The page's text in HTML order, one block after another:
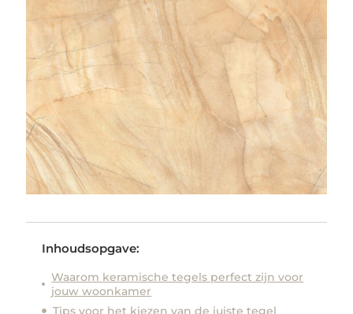
Inhoudsopgave:
Waarom keramische tegels perfect zijn voor
jouw woonkamer
Tips voor het kiezen van de juiste tegel